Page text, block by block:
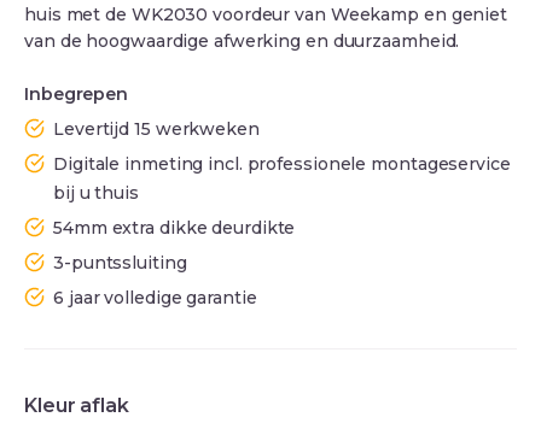
huis met de WK2030 voordeur van Weekamp en geniet
van de hoogwaardige afwerking en duurzaamheid.
Inbegrepen
Levertijd 15 werkweken
Digitale inmeting incl. professionele montageservice
bij u thuis
54mm extra dikke deurdikte
3-puntssluiting
6 jaar volledige garantie
Kleur aflak